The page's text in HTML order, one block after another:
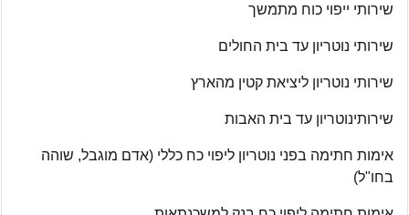
שירותי ייפוי כוח מתמשך
שירותי נוטריון עד בית החולים
שירותי נוטריון ליציאת קטין מהארץ
שירותינוטריון עד בית האבות
אימות חתימה בפני נוטריון ליפוי כח כללי (אדם מוגבל, שוהה
בחו"ל)